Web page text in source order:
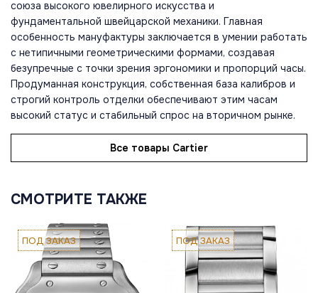
союза высокого ювелирного искусства и
фундаментальной швейцарской механики. Главная
особенность мануфактуры заключается в умении работать
с нетипичными геометрическими формами, создавая
безупречные с точки зрения эргономики и пропорций часы.
Продуманная конструкция, собственная база калибров и
строгий контроль отделки обеспечивают этим часам
высокий статус и стабильный спрос на вторичном рынке.
Все товары Cartier
СМОТРИТЕ ТАКЖЕ
ПОД ЗАКАЗ ПОД ЗАКАЗ